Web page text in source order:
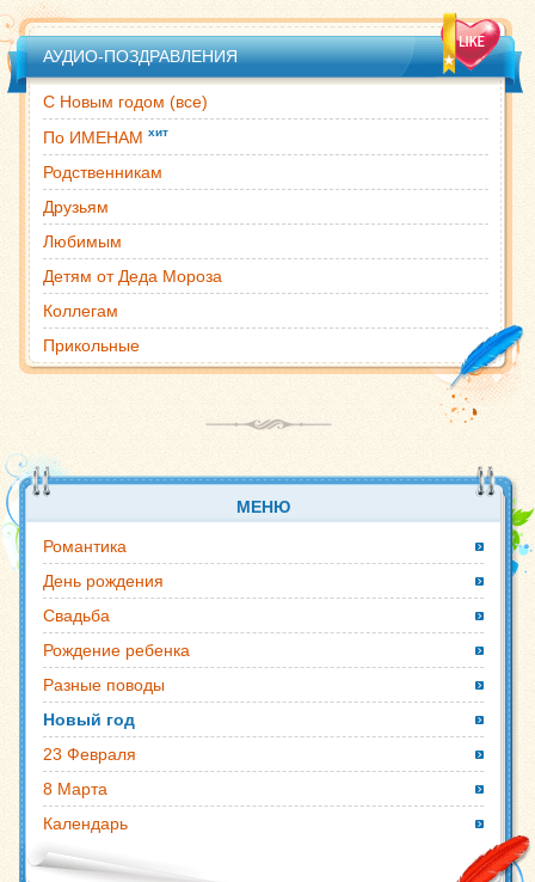
АУДИО-ПОЗДРАВЛЕНИЯ
С Новым годом (все)
По ИМЕНАМ хит
Родственникам
Друзьям
Любимым
Детям от Деда Мороза
Коллегам
Прикольные
МЕНЮ
Романтика
День рождения
Свадьба
Рождение ребенка
Разные поводы
Новый год
23 Февраля
8 Марта
Календарь